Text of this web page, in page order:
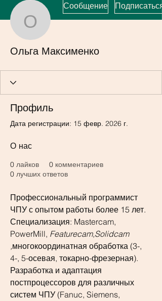
Ольга
Сообщение Подписаться
Ольга Максименко
Профиль
Дата регистрации: 15 февр. 2026 г.
О нас
0 лайков 0 комментариев
0 лучших ответов
Профессиональный программист
ЧПУ с опытом работы более 15 лет.
Специализация: Mastercam,
PowerMill, Featurecam,Solidcam
,многокоординатная обработка (3-,
4-, 5-осевая, токарно-фрезерная).
Разработка и адаптация
постпроцессоров для различных
систем ЧПУ (Fanuc, Siemens,